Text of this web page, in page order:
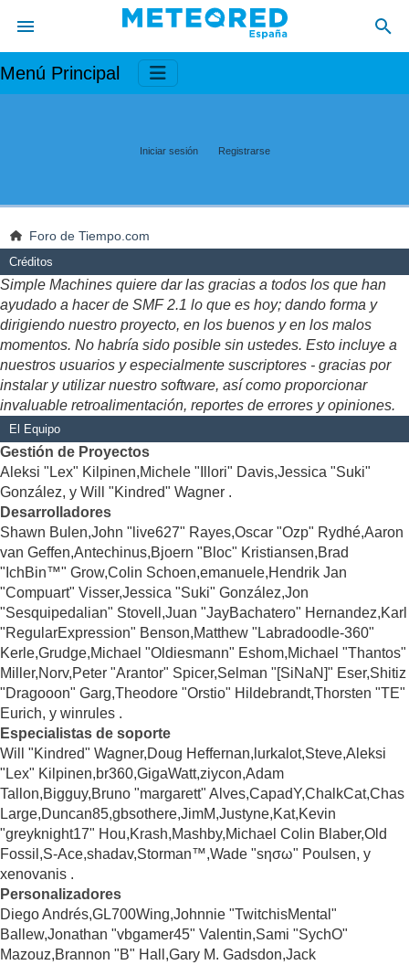
Menú Principal
Iniciar sesión Registrarse
Foro de Tiempo.com
Créditos
Simple Machines quiere dar las gracias a todos los que han
ayudado a hacer de SMF 2.1 lo que es hoy; dando forma y
dirigiendo nuestro proyecto, en los buenos y en los malos
momentos. No habría sido posible sin ustedes. Esto incluye a
nuestros usuarios y especialmente suscriptores - gracias por
instalar y utilizar nuestro software, así como proporcionar
invaluable retroalimentación, reportes de errores y opiniones.
El Equipo
Gestión de Proyectos
Aleksi "Lex" Kilpinen,Michele "Illori" Davis,Jessica "Suki"
González, y Will "Kindred" Wagner .
Desarrolladores
Shawn Bulen,John "live627" Rayes,Oscar "Ozp" Rydhé,Aaron
van Geffen,Antechinus,Bjoern "Bloc" Kristiansen,Brad
"IchBin™" Grow,Colin Schoen,emanuele,Hendrik Jan
"Compuart" Visser,Jessica "Suki" González,Jon
"Sesquipedalian" Stovell,Juan "JayBachatero" Hernandez,Karl
"RegularExpression" Benson,Matthew "Labradoodle-360"
Kerle,Grudge,Michael "Oldiesmann" Eshom,Michael "Thantos"
Miller,Norv,Peter "Arantor" Spicer,Selman "[SiNaN]" Eser,Shitiz
"Dragooon" Garg,Theodore "Orstio" Hildebrandt,Thorsten "TE"
Eurich, y winrules .
Especialistas de soporte
Will "Kindred" Wagner,Doug Heffernan,lurkalot,Steve,Aleksi
"Lex" Kilpinen,br360,GigaWatt,ziycon,Adam
Tallon,Bigguy,Bruno "margarett" Alves,CapadY,ChalkCat,Chas
Large,Duncan85,gbsothere,JimM,Justyne,Kat,Kevin
"greyknight17" Hou,Krash,Mashby,Michael Colin Blaber,Old
Fossil,S-Ace,shadav,Storman™,Wade "sησω" Poulsen, y
xenovanis .
Personalizadores
Diego Andrés,GL700Wing,Johnnie "TwitchisMental"
Ballew,Jonathan "vbgamer45" Valentin,Sami "SychO"
Mazouz,Brannon "B" Hall,Gary M. Gadsdon,Jack